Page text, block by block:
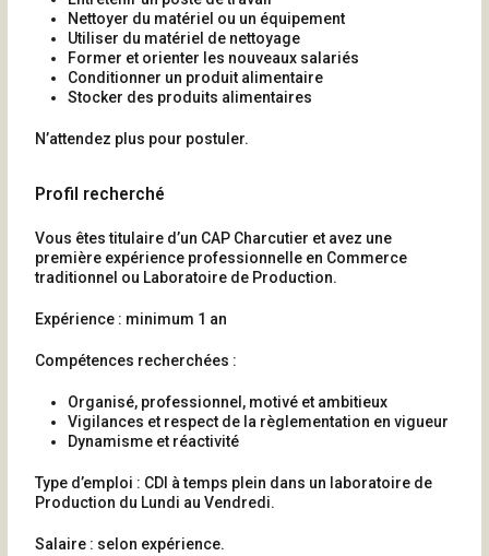
Nettoyer du matériel ou un équipement
Utiliser du matériel de nettoyage
Former et orienter les nouveaux salariés
Conditionner un produit alimentaire
Stocker des produits alimentaires
N’attendez plus pour postuler.
Profil recherché
Vous êtes titulaire d’un CAP Charcutier et avez une
première expérience professionnelle en Commerce
traditionnel ou Laboratoire de Production.
Expérience : minimum 1 an
Compétences recherchées :
Organisé, professionnel, motivé et ambitieux
Vigilances et respect de la règlementation en vigueur
Dynamisme et réactivité
Type d’emploi : CDI à temps plein dans un laboratoire de
Production du Lundi au Vendredi.
Salaire : selon expérience.